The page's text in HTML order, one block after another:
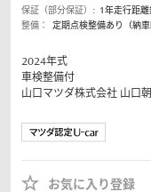
保証（部分保証）: 1年走行距
整備：
定期点検整備あり（納
2024年式
車検整備付
山口マツダ株式会社 山口
お気に入り登録